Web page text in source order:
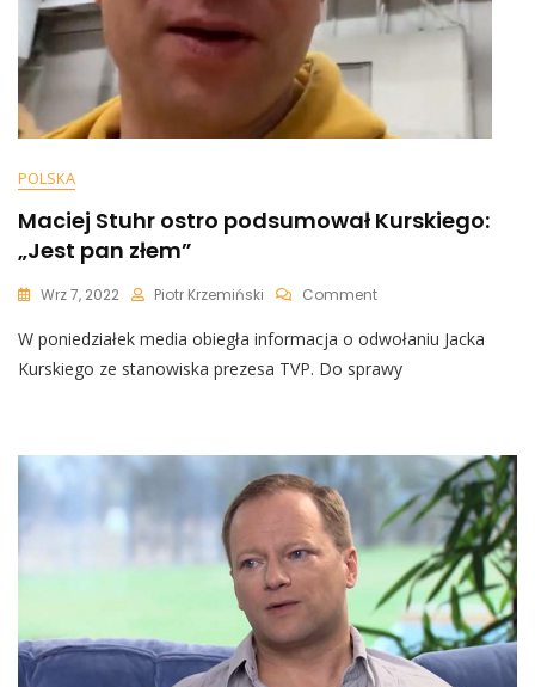
POLSKA
Maciej Stuhr ostro podsumował Kurskiego:
„Jest pan złem”
Wrz 7, 2022 Piotr Krzemiński CommentOn
Stuhr
Ostro
Podsumował
Pan
Złem”
W poniedziałek media obiegła informacja o odwołaniu Jacka
Kurskiego ze stanowiska prezesa TVP. Do sprawy